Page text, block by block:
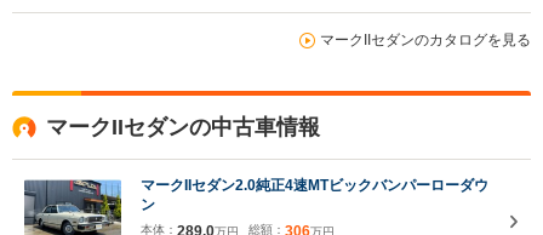
マークIIセダンのカタログを見る
マークIIセダンの中古車情報
マークIIセダン2.0純正4速MTビックバンパーローダウ
ン
本体： 289.0万円
総額： 306万円